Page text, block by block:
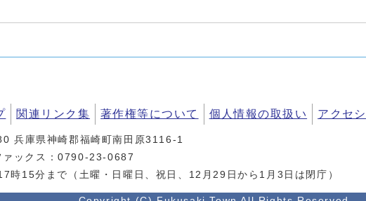
関連リンク集 著作権等について 個人情報の取扱い アクセ
兵庫県神崎郡福崎町南田原3116-1
ァックス：0790-23-0687
時15分まで（土曜・日曜日、祝日、12月29日から1月3日は閉庁）